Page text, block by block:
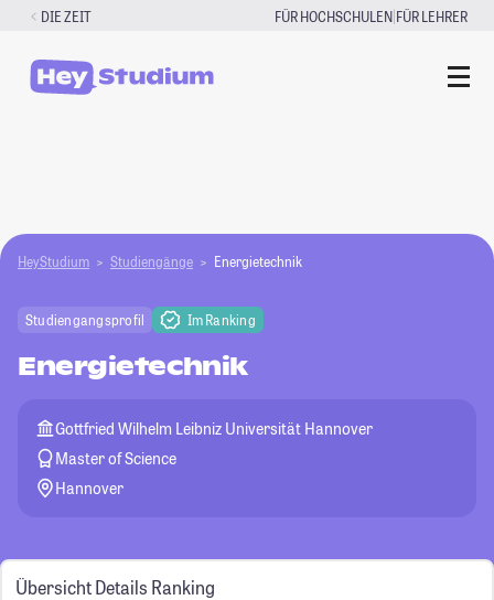
Zum
springen
DIE ZEIT FÜR HOCHSCHULEN|FÜR LEHRER
HeyStudium Studiengänge Energietechnik
Studiengangsprofil Im Ranking
Energietechnik
Gottfried Wilhelm Leibniz Universität Hannover
Master of Science
Hannover
Übersicht Details Ranking